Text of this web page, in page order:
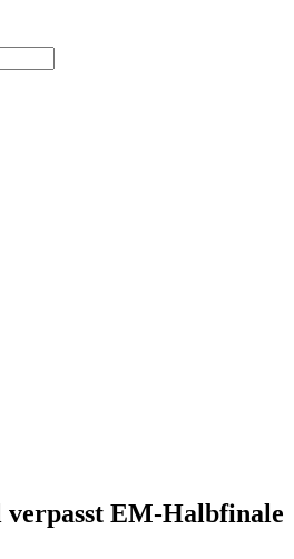
verpasst EM-Halbfinale